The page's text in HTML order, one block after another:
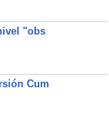
"obs
Cum